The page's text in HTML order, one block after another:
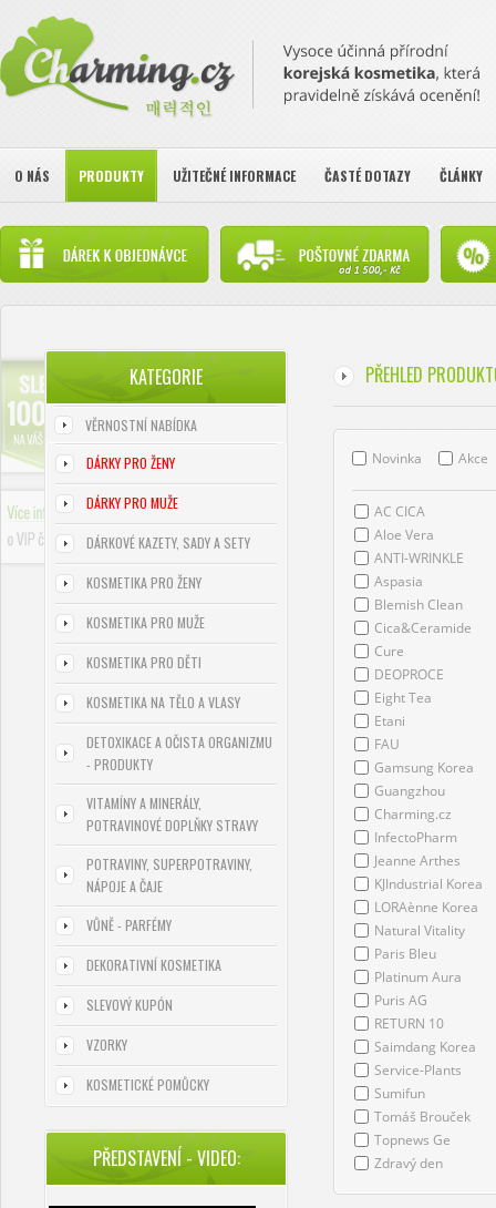
O NÁS PRODUKTY UŽITEČNÉ INFORMACE ČASTÉ DOTAZY ČLÁNKY
KATEGORIE
VĚRNOSTNÍ NABÍDKA
DÁRKY PRO ŽENY
DÁRKY PRO MUŽE
DÁRKOVÉ KAZETY, SADY A SETY
KOSMETIKA PRO ŽENY
KOSMETIKA PRO MUŽE
KOSMETIKA PRO DĚTI
KOSMETIKA NA TĚLO A VLASY
DETOXIKACE A OČISTA ORGANIZMU
- PRODUKTY
VITAMÍNY A MINERÁLY,
POTRAVINOVÉ DOPLŇKY STRAVY
POTRAVINY, SUPERPOTRAVINY,
NÁPOJE A ČAJE
VŮNĚ - PARFÉMY
DEKORATIVNÍ KOSMETIKA
SLEVOVÝ KUPÓN
VZORKY
KOSMETICKÉ POMŮCKY
PŘEDSTAVENÍ - VIDEO:
PŘEHLED
Novinka Akce
AC CICA
Aloe Vera
ANTI-WRINKLE
Aspasia
Blemish Clean
Cica&Ceramide
Cure
DEOPROCE
Eight Tea
Etani
FAU
Gamsung Korea
Guangzhou
Charming.cz
InfectoPharm
Jeanne Arthes
KJIndustrial Korea
LORAènne Korea
Natural Vitality
Paris Bleu
Platinum Aura
Puris AG
RETURN 10
Saimdang Korea
Service-Plants
Sumifun
Tomáš Brouček
Topnews Ge
Zdravý den